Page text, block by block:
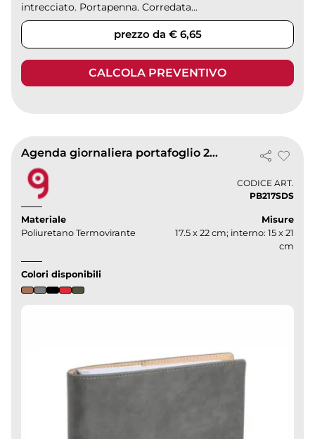
intrecciato. Portapenna. Corredata...
prezzo da € 6,65
CALCOLA PREVENTIVO
Agenda giornaliera portafoglio 2027
CODICE ART.
PB217SDS
Materiale
Poliuretano Termovirante
Misure
17.5 x 22 cm; interno: 15 x 21
cm
Colori disponibili